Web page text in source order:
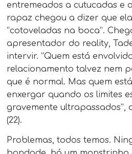
entremeados a cutucadas e
rapaz chegou a dizer que
“cotoveladas na boca”.
apresentador do reality,
intervir. “Quem está
relacionamento talvez nem
que é normal. Mas quem
enxergar quando os limites
gravemente ultrapassados”,
(22).
Problemas, todos temos.